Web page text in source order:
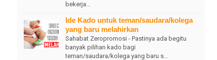
bekerja…
Ide Kado untuk teman/saudara/kolega
yang baru melahirkan
Sahabat Zeropromosi - Pastinya ada begitu
banyak pilihan kado bagi
teman/saudara/kolega yang baru s…